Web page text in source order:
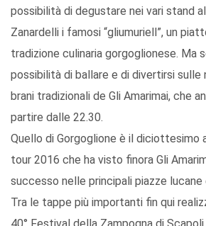
possibilità di degustare nei vari stand
Zanardelli i famosi “gliumuriell”, un
tradizione culinaria gorgoglionese. Ma
possibilità di ballare e di divertirsi sulle
brani tradizionali de Gli Amarimai, che
partire dalle 22.30.
Quello di Gorgoglione è il diciottesimo
tour 2016 che ha visto finora Gli
successo nelle principali piazze lucane
Tra le tappe più importanti fin qui